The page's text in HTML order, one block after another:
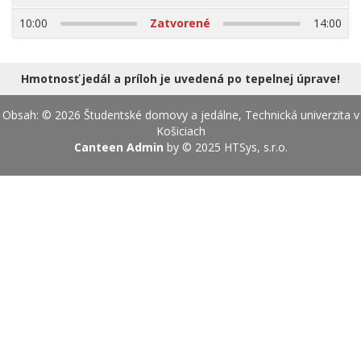
17.08.2026
10:00 Zatvorené 14:00
Hmotnosť jedál a príloh je uvedená po tepelnej úprave!
Obsah: © 2026 Študentské domovy a jedálne, Technická univerzita v
Košiciach
Canteen Admin by © 2025 HTSys, s.r.o.